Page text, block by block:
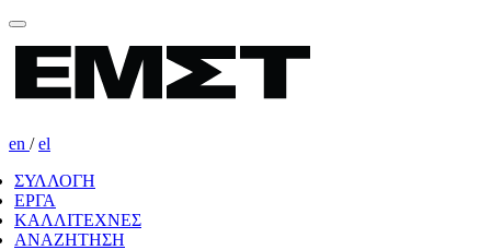
en /el
ΣΥΛΛΟΓΗ
ΕΡΓΑ
ΚΑΛΛΙΤΕΧΝΕΣ
ΑΝΑΖΗΤΗΣΗ